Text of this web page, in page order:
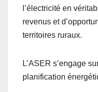
l’électricité en
revenus et
territoires ruraux.
L’ASER s’engage
planification